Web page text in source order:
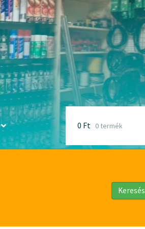
0 Ft 0 termék
Keresés